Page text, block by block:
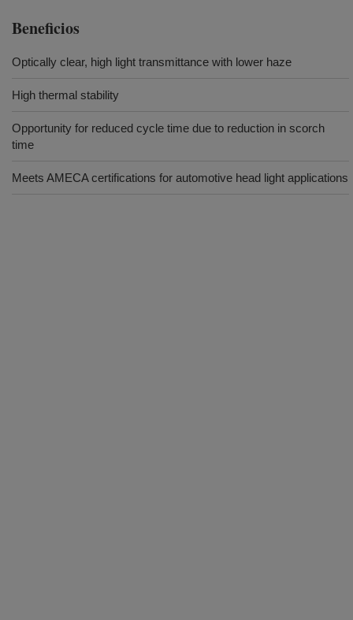
Beneficios
Optically clear, high light transmittance with lower haze
High thermal stability
Opportunity for reduced cycle time due to reduction in scorch
time
Meets AMECA certifications for automotive head light applications